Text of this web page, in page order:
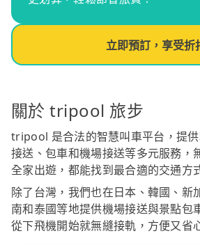
立即預訂，享受折
關於 tripool 旅步
tripool 是合法的智慧叫車平台，提
接送、包車和機場接送等多元服務，
全家出遊，都能找到最合適的交通方
除了台灣，我們也在日本、韓國、新
南和泰國等地提供機場接送與景點包
從下飛機開始就無縫接軌，方便又省